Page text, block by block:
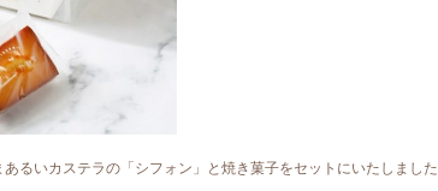
るいカステラの「シフォン」と焼き菓子をセットにいたしました